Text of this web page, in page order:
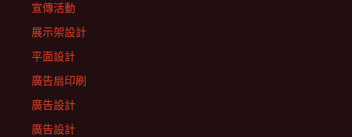
宣傳活動
展示架設計
平面設計
廣告扇印刷
廣告設計
廣告設計